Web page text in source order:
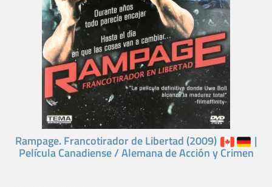
Rampage. Francotirador de Libertad (2009) |
Película Canadiense / Alemana de Acción y Crimen